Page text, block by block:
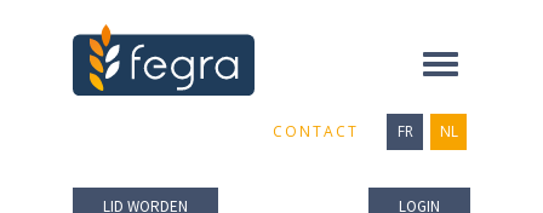
Toggle
CONTACT FR NL
LID WORDEN LOGIN